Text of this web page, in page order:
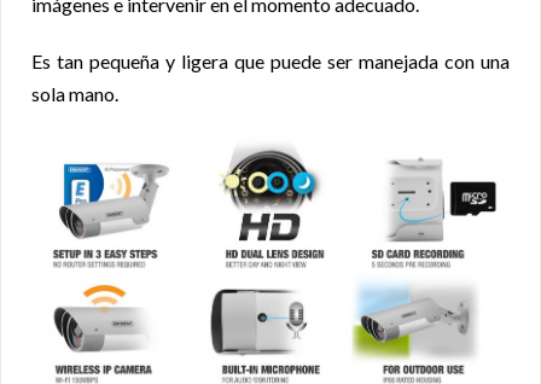
Es tan pequeña y ligera que puede ser manejada con una
sola mano.